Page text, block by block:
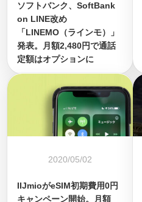
ソフトバンク、SoftBank
on LINE改め
「LINEMO（ラインモ）」
発表。月額2,480円で通話
定額はオプションに
2020/05/02
IIJmioがeSIM初期費用0円
キャンペーン開始。月額